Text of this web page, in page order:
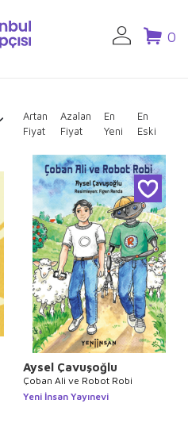
0
Artan
Fiyat
Azalan
Fiyat
En
Yeni
En
Eski
Aysel Çavuşoğlu
Çoban Ali ve Robot Robi
Yeni İnsan Yayınevi